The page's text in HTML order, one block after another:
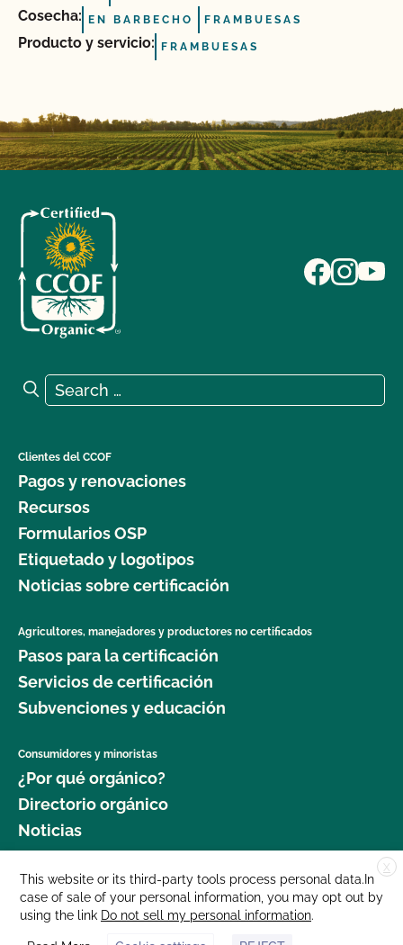
Cosecha: EN BARBECHO FRAMBUESAS
Producto y servicio: FRAMBUESAS
Search for:
Search
Clientes del CCOF
Pagos y renovaciones
Recursos
Formularios OSP
Etiquetado y logotipos
Noticias sobre certificación
Agricultores, manejadores y productores no certificados
Pasos para la certificación
Servicios de certificación
Subvenciones y educación
Consumidores y minoristas
¿Por qué orgánico?
Directorio orgánico
Noticias
Donar
Carreras profesionales
Sala de prensa
X
This website or its third-party tools process personal data.In
case of sale of your personal information, you may opt out by
using the link Do not sell my personal information.